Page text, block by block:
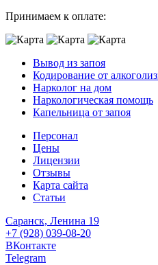
Принимаем к оплате:
Вывод из запоя
Кодирование от
Нарколог на дом
Наркологическая помощь
Капельница от запоя
Персонал
Цены
Лицензии
Отзывы
Карта сайта
Статьи
Саранск, Ленина 19
+7 (928) 039-08-20
ВКонтакте
Telegram